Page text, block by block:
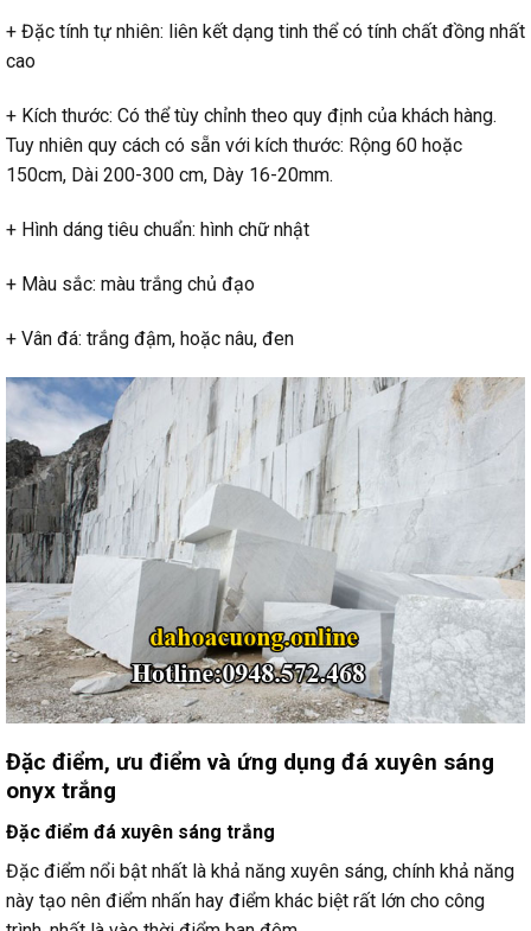
+ Đặc tính tự nhiên: liên kết dạng tinh thể có tính chất đồng nhất
cao
+ Kích thước: Có thể tùy chỉnh theo quy định của khách hàng.
Tuy nhiên quy cách có sẵn với kích thước: Rộng 60 hoặc
150cm, Dài 200-300 cm, Dày 16-20mm.
+ Hình dáng tiêu chuẩn: hình chữ nhật
+ Màu sắc: màu trắng chủ đạo
+ Vân đá: trắng đậm, hoặc nâu, đen
Đặc điểm, ưu điểm và ứng dụng đá xuyên sáng
onyx trắng
Đặc điểm đá xuyên sáng trắng
Đặc điểm nổi bật nhất là khả năng xuyên sáng, chính khả năng
này tạo nên điểm nhấn hay điểm khác biệt rất lớn cho công